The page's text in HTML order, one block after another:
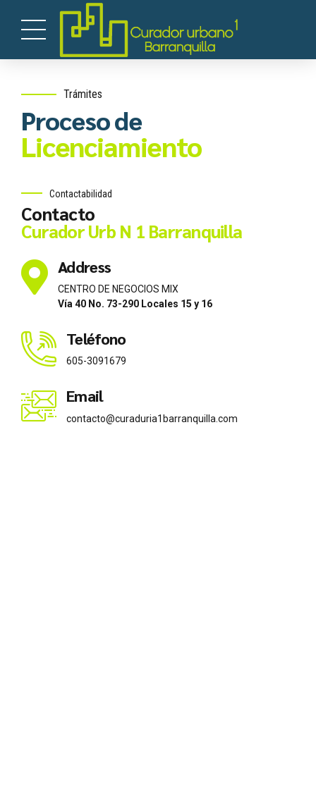
Trámites
Proceso de
Licenciamiento
Contactabilidad
Contacto
Curador Urb N 1 Barranquilla
Address
CENTRO DE NEGOCIOS MIX
Vía 40 No. 73-290 Locales 15 y 16
Teléfono
605-3091679
Email
contacto@curaduria1barranquilla.com